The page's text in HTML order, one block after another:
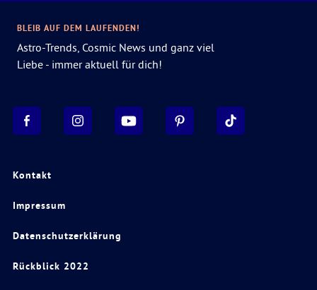
Kontakt
Impressum
Datenschutzerklärung
Rückblick 2022
BLEIB AUF DEM LAUFENDEN!
Astro-Trends, Cosmic News und ganz viel
Liebe - immer aktuell für dich!